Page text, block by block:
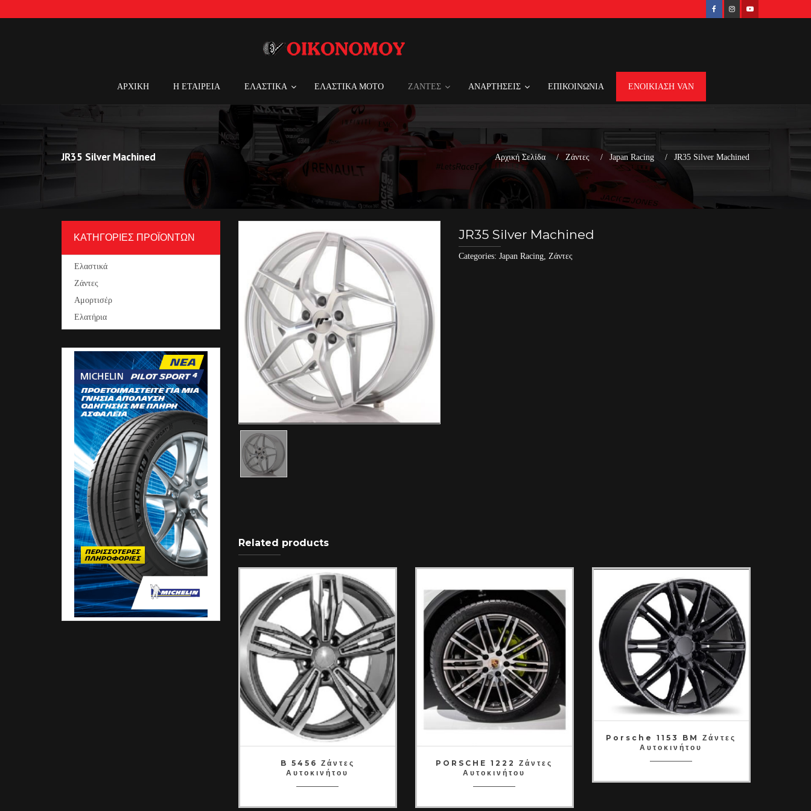
ΑΡΧΙΚΗ Η ΕΤΑΙΡΕΙΑ ΕΛΑΣΤΙΚΑ ΕΛΑΣΤΙΚΑ MOTO ΖΑΝΤΕΣ ΑΝΑΡΤΗΣΕΙΣ ΕΠΙΚΟΙΝΩΝΙΑ ΕΝΟΙΚΙΑΣΗ VAN
JR35 Silver Machined Αρχική Σελίδα Ζάντες Japan Racing JR35 Silver Machined
JR35 Silver Machined
Categories:Japan Racing,Ζάντες
Related products
B 5456 Ζάντες
Αυτοκινήτου
PORSCHE 1222 Ζάντες
Αυτοκινήτου
Porsche 1153 BM Ζάντες
Αυτοκινήτου
ΚΑΤΗΓΟΡΙΕΣ ΠΡΟΪΟΝΤΩΝ
Ελαστικά
Ζάντες
Αμορτισέρ
Ελατήρια